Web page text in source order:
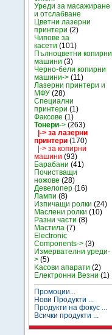
Уреди за масажиране
и отслабване
Цветни лазерни
принтери (2)
Чипове за
касети (101)
Пълноцветни копирни
машини (3)
Черно-бели копирни
машини-> (11)
Лазерни принтери и
МФУ (28)
Специални
принтери (1)
Факсове (1)
Тонери-> (263)
|-> за лазерни
принтери (170)
|-> за копирни
машини (93)
Барабани (41)
Почистващи
ножове (28)
Девелопер (16)
Лампи (8)
Изпичащи ролки (24)
Маслени ролки (10)
Разни части (8)
Мастила (7)
Electronic
Components-> (3)
Измервателни уреди-
> (5)
Kасови апарати (2)
Електронни Везни (1)
Промоции...
Нови Продукти ...
Продукти на фокус ...
Всички продукти ...